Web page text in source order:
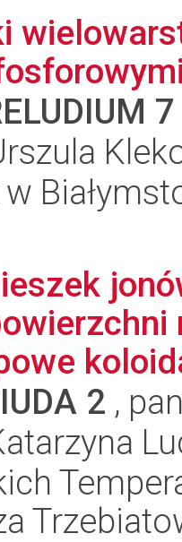
7
2 ,